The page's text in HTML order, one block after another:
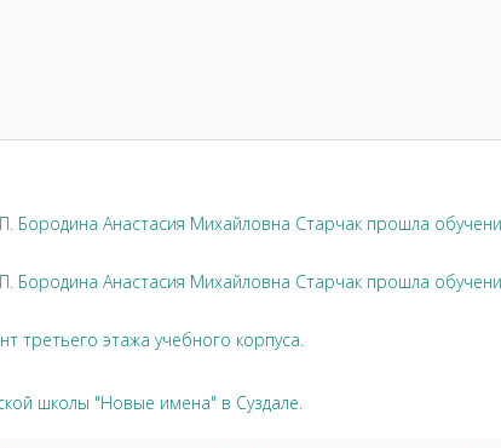
Бородина Анастасия Михайловна Старчак прошла
Бородина Анастасия Михайловна Старчак прошла
третьего этажа учебного корпуса.
школы "Новые имена" в Суздале.